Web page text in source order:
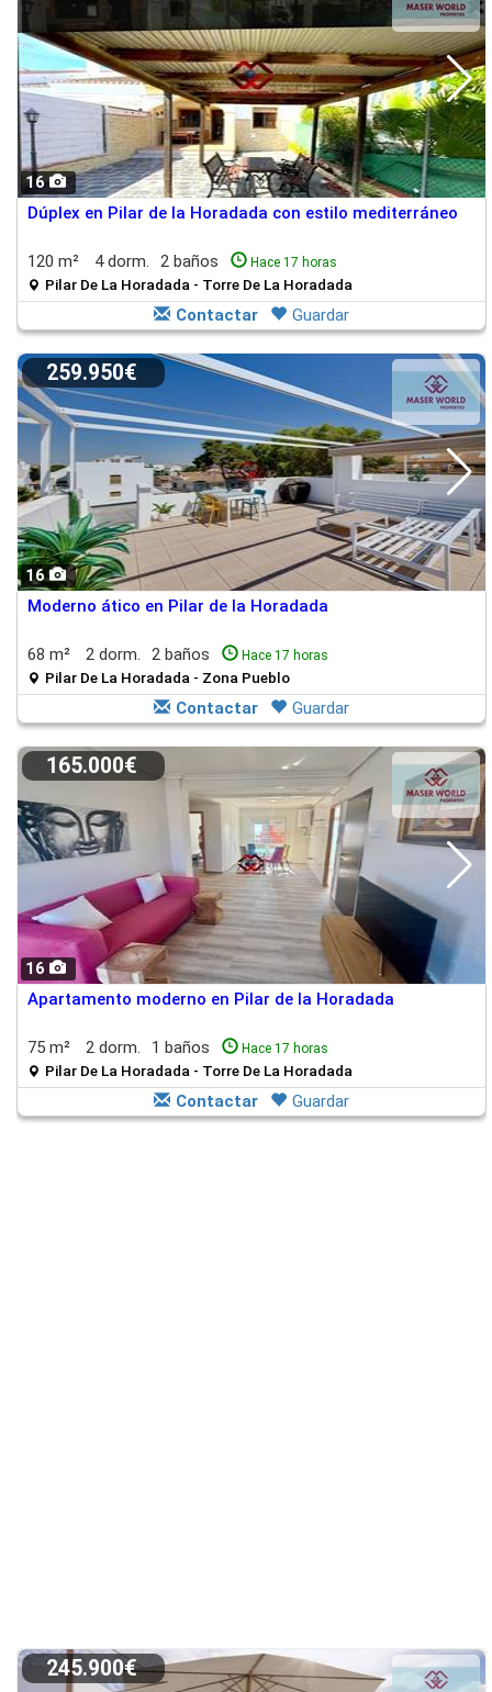
16
Dúplex en Pilar de la Horadada con estilo mediterráneo
120 m² 4 dorm. 2 baños Hace 17 horas
Pilar De La Horadada - Torre De La Horadada
Contactar Guardar
16
259.950€
Moderno ático en Pilar de la Horadada
68 m² 2 dorm. 2 baños Hace 17 horas
Pilar De La Horadada - Zona Pueblo
Contactar Guardar
16
165.000€
Apartamento moderno en Pilar de la Horadada
75 m² 2 dorm. 1 baños Hace 17 horas
Pilar De La Horadada - Torre De La Horadada
Contactar Guardar
245.900€